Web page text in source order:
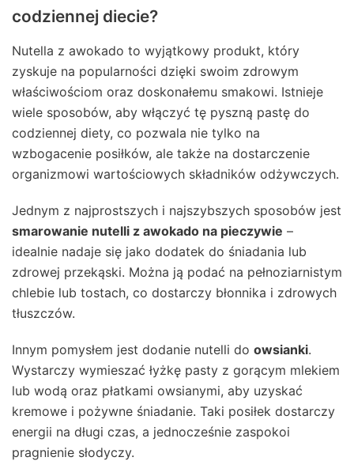
codziennej diecie?
Nutella z awokado to wyjątkowy produkt, który
zyskuje na popularności dzięki swoim zdrowym
właściwościom oraz doskonałemu smakowi. Istnieje
wiele sposobów, aby włączyć tę pyszną pastę do
codziennej diety, co pozwala nie tylko na
wzbogacenie posiłków, ale także na dostarczenie
organizmowi wartościowych składników odżywczych.
Jednym z najprostszych i najszybszych sposobów jest
smarowanie nutelli z awokado na pieczywie –
idealnie nadaje się jako dodatek do śniadania lub
zdrowej przekąski. Można ją podać na pełnoziarnistym
chlebie lub tostach, co dostarczy błonnika i zdrowych
tłuszczów.
Innym pomysłem jest dodanie nutelli do owsianki.
Wystarczy wymieszać łyżkę pasty z gorącym mlekiem
lub wodą oraz płatkami owsianymi, aby uzyskać
kremowe i pożywne śniadanie. Taki posiłek dostarczy
energii na długi czas, a jednocześnie zaspokoi
pragnienie słodyczy.